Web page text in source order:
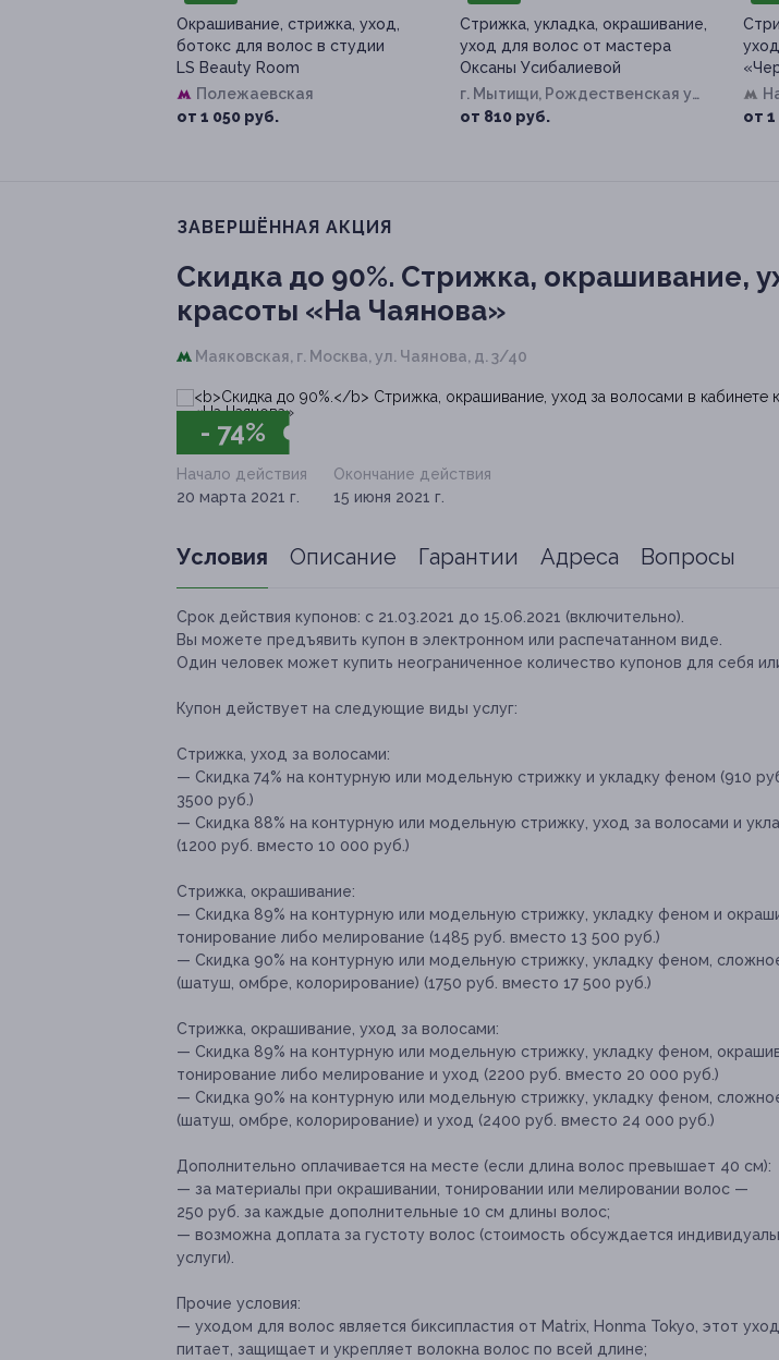
Окрашивание, стрижка, уход,
ботокс для волос в студии
LS Beauty Room
Полежаевская
от 1 050 руб.
Стрижка, укладка, окрашивание,
уход для волос от мастера
Оксаны Усибалиевой
г. Мытищи, Рождественская ул,
д. 11
от 810 руб.
от
ЗАВЕРШЁННАЯ АКЦИЯ
Скидка до 90%. Стрижка, окрашивание,
красоты «На Чаянова»
Маяковская, г. Москва, ул. Чаянова, д. 3/40
- 74%
Начало действия
20 марта 2021 г.
Окончание действия
15 июня 2021 г.
Условия Описание Гарантии Адреса Вопросы
Срок действия купонов: с 21.03.2021 до 15.06.2021 (включительно).
Вы можете предъявить купон в электронном или распечатанном виде.
Один человек может купить неограниченное количество купонов для себя
Купон действует на следующие виды услуг:
Стрижка, уход за волосами:
— Скидка 74% на контурную или модельную стрижку и укладку феном (910
3500 руб.)
— Скидка 88% на контурную или модельную стрижку, уход за волосами и
(1200 руб. вместо 10 000 руб.)
Стрижка, окрашивание:
— Скидка 89% на контурную или модельную стрижку, укладку феном и
тонирование либо мелирование (1485 руб. вместо 13 500 руб.)
— Скидка 90% на контурную или модельную стрижку, укладку феном,
(шатуш, омбре, колорирование) (1750 руб. вместо 17 500 руб.)
Стрижка, окрашивание, уход за волосами:
— Скидка 89% на контурную или модельную стрижку, укладку феном,
тонирование либо мелирование и уход (2200 руб. вместо 20 000 руб.)
— Скидка 90% на контурную или модельную стрижку, укладку феном,
(шатуш, омбре, колорирование) и уход (2400 руб. вместо 24 000 руб.)
Дополнительно оплачивается на месте (если длина волос превышает 40 см):
— за материалы при окрашивании, тонировании или мелировании волос —
250 руб. за каждые дополнительные 10 см длины волос;
— возможна доплата за густоту волос (стоимость обсуждается
услуги).
Прочие условия:
— уходом для волос является биксипластия от Matrix, Honma Tokyo, этот
питает, защищает и укрепляет волокна волос по всей длине;